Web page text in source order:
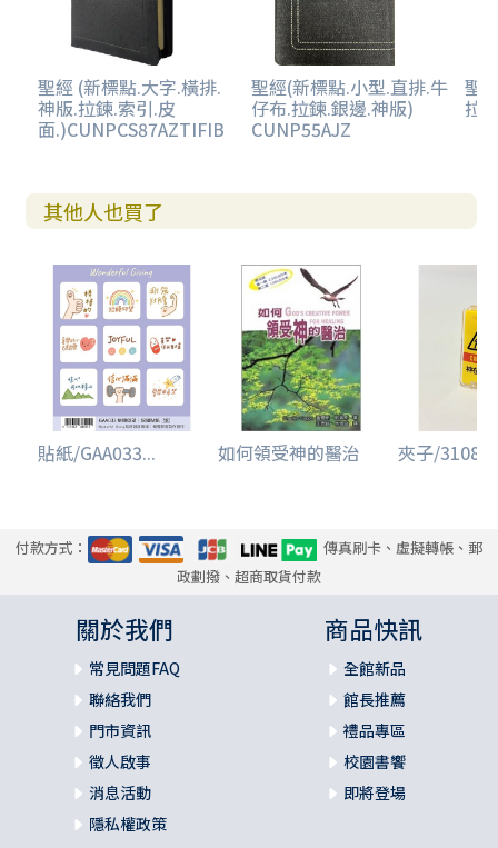
聖經 (新標點.大字.橫排.
神版.拉鍊.索引.皮
面.)CUNPCS87AZTIFIB
聖經(新標點.小型.直排.牛
仔布.拉鍊.銀邊.神版)
CUNP55AJZ
聖
拉
其他人也買了
貼紙/GAA033... 如何領受神的醫治 夾子/3108/
付款方式：
傳真刷卡、虛擬轉帳、郵
政劃撥、超商取貨付款
關於我們
常見問題FAQ
聯絡我們
門市資訊
徵人啟事
消息活動
隱私權政策
商品快訊
全館新品
館長推薦
禮品專區
校園書饗
即將登場